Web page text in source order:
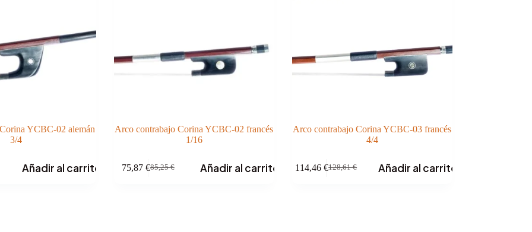
YCBC-02 alemán
3/4
Añadir al carrito
Arco contrabajo Corina YCBC-02 francés
1/16
85,25€
El
75,87 €El
Añadir al carrito
Arco contrabajo Corina YCBC-03 francés
4/4
128,61€
El
114,46€El
Añadir al carrito